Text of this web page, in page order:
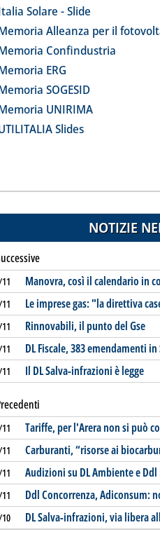
Solare - Slide
Alleanza per il
Confindustria
ERG
SOGESID
UNIRIMA
Slides
NOTIZIE
Manovra, così il calendario in
Le imprese gas: "la direttiva
Rinnovabili, il punto del Gse
DL Fiscale, 383 emendamenti in
Il DL Salva-infrazioni è legge
Tariffe, per l'Arera non si può
Carburanti, “risorse ai
Audizioni su DL Ambiente e
Ddl Concorrenza, Adiconsum:
DL Salva-infrazioni, via libera